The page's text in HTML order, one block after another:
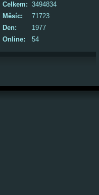
Online: 54
Celkem: 3494834
Měsíc:
71723
Den:
1977